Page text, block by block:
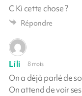
C Ki cette chose ?
Répondre
Lili 8 mois
On a déjà parlé de
On attend de voir